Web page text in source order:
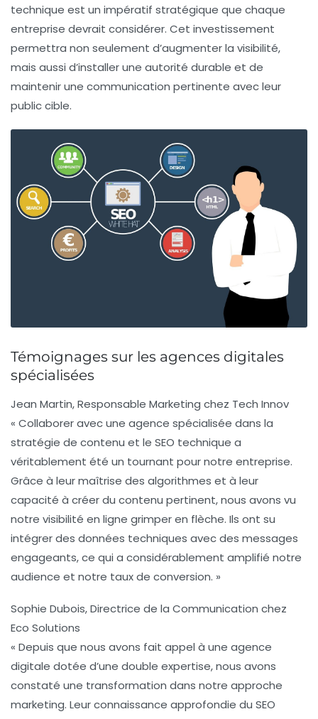
technique est un impératif stratégique que chaque
entreprise devrait considérer. Cet investissement
permettra non seulement d’augmenter la visibilité,
mais aussi d’installerune autorité durable et de
maintenir une communication pertinente avec leur
public cible.
Témoignages sur les agences digitales
spécialisées
Jean Martin, Responsable Marketing chez Tech Innov
« Collaborer avec une agence spécialisée dans la
stratégie de contenu et le SEO technique a
véritablement été un tournant pour notre entreprise.
Grâce à leur maîtrise des algorithmes et à leur
capacité à créer du contenu pertinent, nous avons vu
notre visibilité en ligne grimper en flèche. Ils ont su
intégrer des données techniques avec des messages
engageants, ce qui a considérablement amplifié notre
audience et notre taux de conversion. »
Sophie Dubois, Directrice de la Communication chez
Eco Solutions
« Depuis que nous avons fait appel à une agence
digitale dotée d’une double expertise, nous avons
constaté une transformation dans notre approche
marketing. Leur connaissance approfondie du SEO